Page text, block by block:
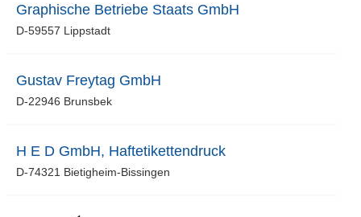
Graphische Betriebe Staats GmbH
D-59557 Lippstadt
Gustav Freytag GmbH
D-22946 Brunsbek
H E D GmbH, Haftetikettendruck
D-74321 Bietigheim-Bissingen